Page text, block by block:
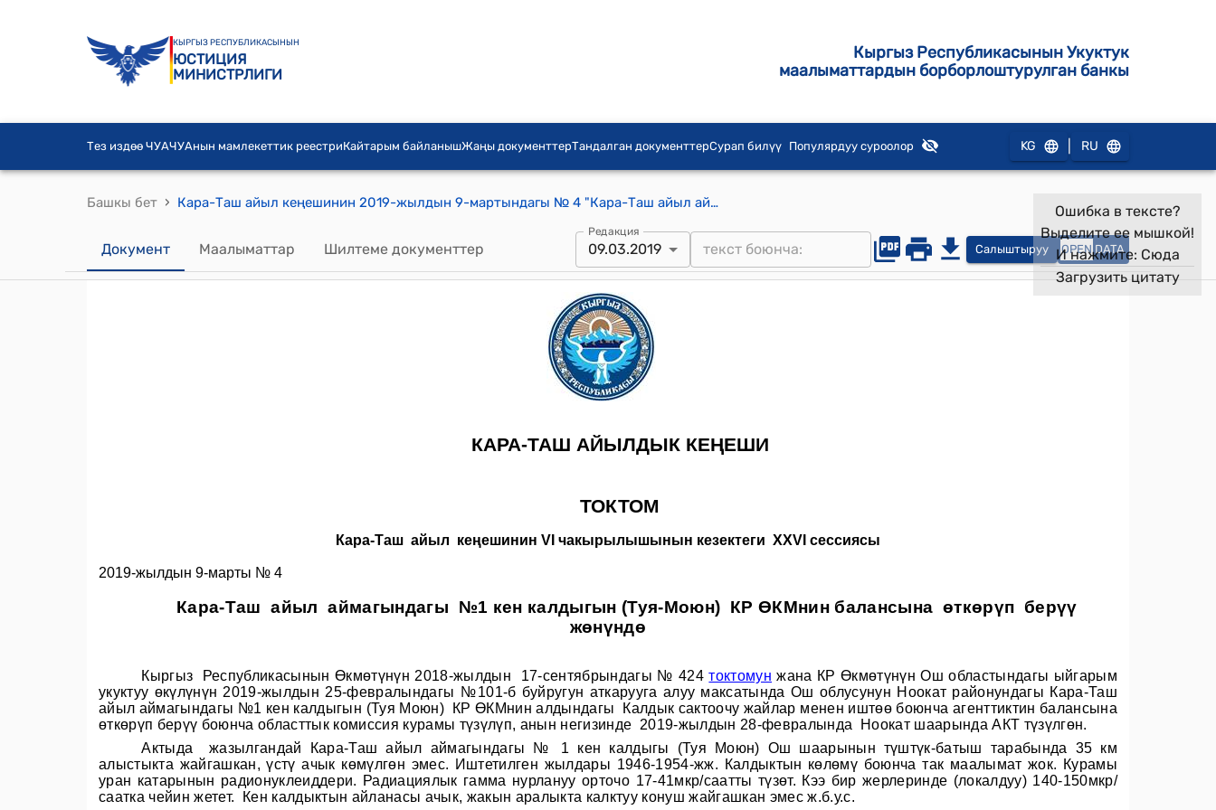
КЫРГЫЗ РЕСПУБЛИКАСЫНЫН
ЮСТИЦИЯ
МИНИСТРЛИГИ
Кыргыз Республикасынын Укуктук
маалыматтардын борборлоштурулган банкы
Тез издөө ЧУАЧУАнын мамлекеттик реестриКайтарым байланышЖаңы документтерТандалган документтерСурап билүү Популярдуу суроолор KG RU
Башкы бет › Кара-Таш айыл кеңешинин 2019-жылдын 9-мартындагы № 4 "Кара-Таш айыл аймагындагы №1 кен калдыгын (Туя-Моюн) КР ӨКМнин балансына өткөрүп берүү жөнүндө" токтому
Документ Маалыматтар Шилтеме документтер
Редакция
09.03.2019 Салыштыруу OPEN DATA
Ошибка в тексте?
Выделите ее мышкой!
И нажмите: Сюда
Загрузить цитату